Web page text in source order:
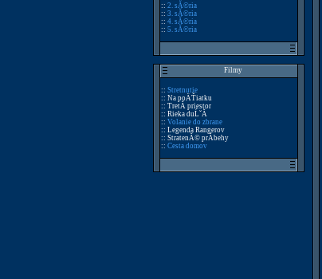
:: 2. sĂ©ria
:: 3. sĂ©ria
:: 4. sĂ©ria
:: 5. sĂ©ria
Filmy
:: Stretnutie
:: Na poÄŤiatku
:: TretĂ­ priestor
:: Rieka duĹˇĂ­
:: Volanie do zbrane
:: Legenda Rangerov
:: StratenĂ© prĂ­behy
:: Cesta domov